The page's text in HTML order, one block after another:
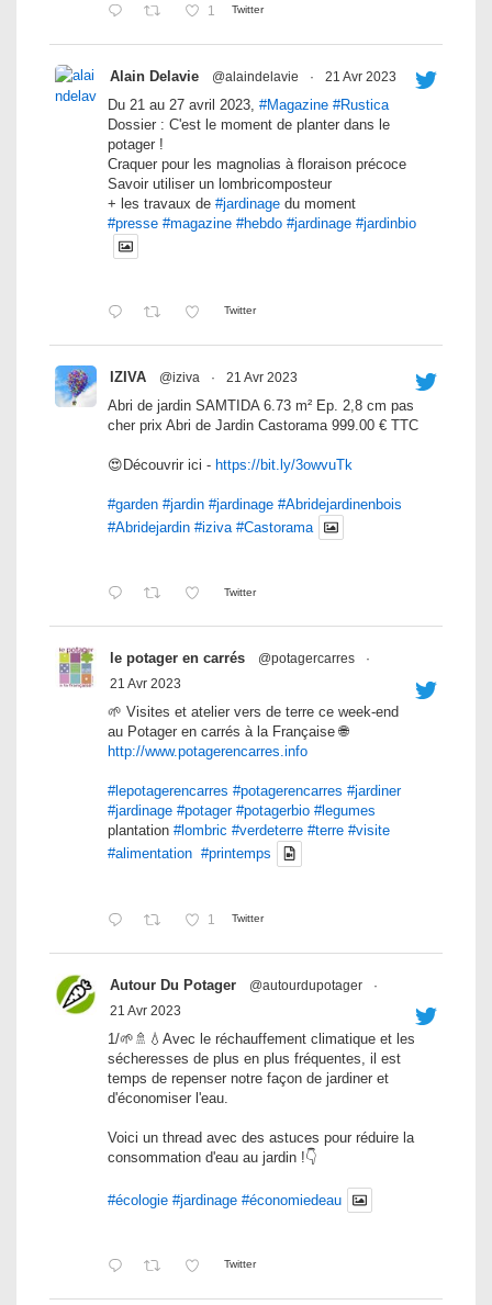
1 Twitter
Alain Delavie @alaindelavie · 21 Avr 2023
Du 21 au 27 avril 2023, #Magazine #Rustica
Dossier : C'est le moment de planter dans le
potager !
Craquer pour les magnolias à floraison précoce
Savoir utiliser un lombricomposteur
+ les travaux de #jardinage du moment
#presse #magazine #hebdo #jardinage #jardinbio
Twitter
IZIVA @iziva · 21 Avr 2023
Abri de jardin SAMTIDA 6.73 m² Ep. 2,8 cm pas
cher prix Abri de Jardin Castorama 999.00 € TTC
😍Découvrir ici - https://bit.ly/3owvuTk
#garden #jardin #jardinage #Abridejardinenbois
#Abridejardin #iziva #Castorama
Twitter
le potager en carrés @potagercarres
·
21 Avr 2023
🌱 Visites et atelier vers de terre ce week-end
au Potager en carrés à la Française 🌐
http://www.potagerencarres.info
#lepotagerencarres #potagerencarres #jardiner
#jardinage #potager #potagerbio #legumes
plantation #lombric #verdeterre #terre #visite
#alimentation #printemps
1 Twitter
Autour Du Potager @autourdupotager
·
21 Avr 2023
1/🌱🚿💧Avec le réchauffement climatique et les
sécheresses de plus en plus fréquentes, il est
temps de repenser notre façon de jardiner et
d'économiser l'eau.
Voici un thread avec des astuces pour réduire la
consommation d'eau au jardin !👇
#écologie #jardinage #économiedeau
Twitter